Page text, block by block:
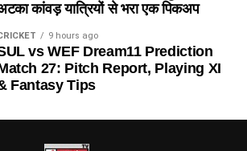
कांवड़ यात्रियों से भरा एक पिकअप
9 hours ago
vs WEF Dream11 Prediction
27: Pitch Report, Playing XI
Fantasy Tips